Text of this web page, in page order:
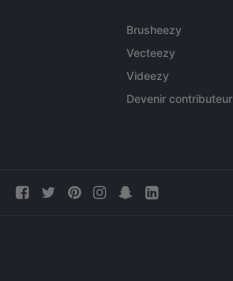
Brusheezy
Vecteezy
Videezy
Devenir contributeur